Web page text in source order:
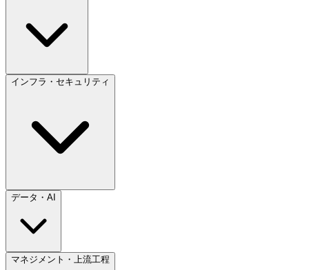
インフラ・セキュリティ
データ・AI
マネジメント・上流工程